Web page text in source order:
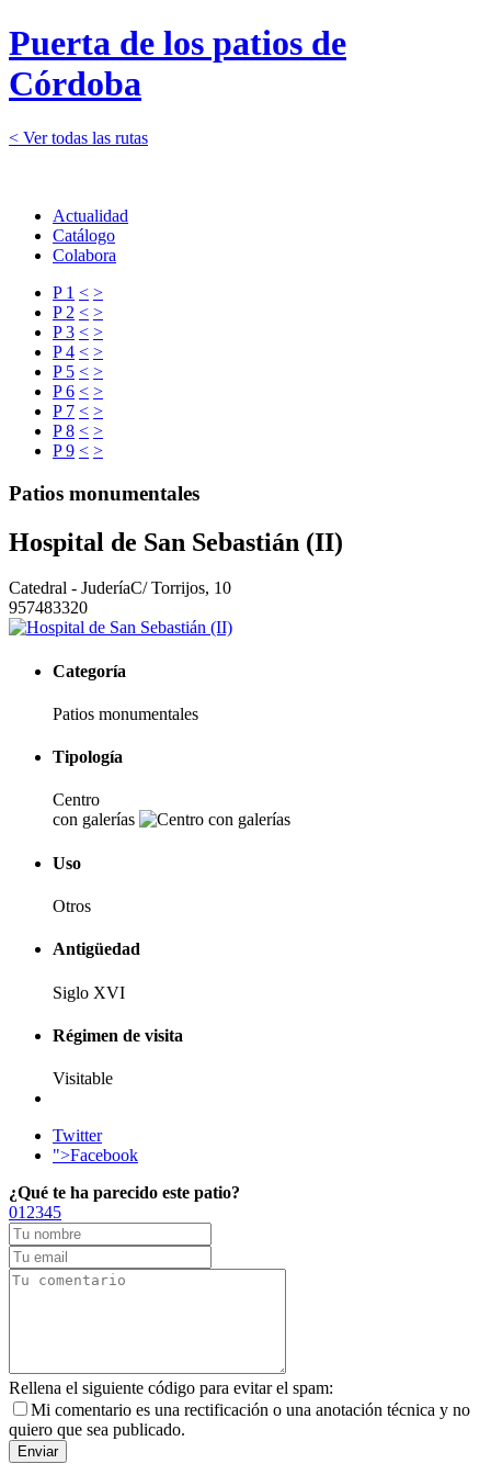
Puerta de los patios de
Córdoba
< Ver todas las rutas
Actualidad
Catálogo
Colabora
P 1 < >
P 2 < >
P 3 < >
P 4 < >
P 5 < >
P 6 < >
P 7 < >
P 8 < >
P 9 < >
Patios monumentales
Hospital de San Sebastián (II)
Catedral - JuderíaC/ Torrijos, 10
957483320
Categoría
Patios monumentales
Tipología
Centro
con galerías
Uso
Otros
Antigüedad
Siglo XVI
Régimen de visita
Visitable
Twitter
">Facebook
¿Qué te ha parecido este patio?
01 2345
Rellena el siguiente código para evitar el spam:
Mi comentario es una rectificación o una anotación técnica y no
quiero que sea publicado.